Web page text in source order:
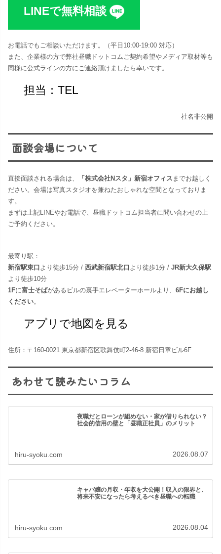
LINEで無料相談
お電話でもご相談いただけます。（平日10:00-19:00 対応​）
また、企業様の方で弊社昼職ドットコムご契約希望やメディア取材等も
同様に公式ラインの方にご連絡頂けましたら幸いです。
担当：TEL
社名非公開
面談会場について
直接面談される場合は、 「株式会社Nスタ」新宿オフィス までお越しく
ださい。​会場は写真スタジオを兼ねたおしゃれな空間となっておりま
す。
まずは上記LINEやお電話で、昼職ドットコム担当者に問い合わせの上
ご予約ください。
最寄り駅：
新宿駅東口 より徒歩15分 / 西武新宿駅北口 より徒歩1分 / JR新大久保駅
より徒歩10分
1Fに富士そばがあるビルの裏手エレベーターホールより、 6Fにお越し
ください。
アプリで地図を見る
住所：〒160-0021 東京都新宿区歌舞伎町2-46-8 新宿日章ビル6F
あわせて読みたいコラム
夜職だとローンが組めない・家が借りられない？
社会的信用の壁と「昼職正社員」のメリット
hiru-syoku.com 2026.08.07
キャバ嬢の月収・年収を大公開！収入の限界と、
将来不安になったら考えるべき昼職への転職
hiru-syoku.com 2026.08.04